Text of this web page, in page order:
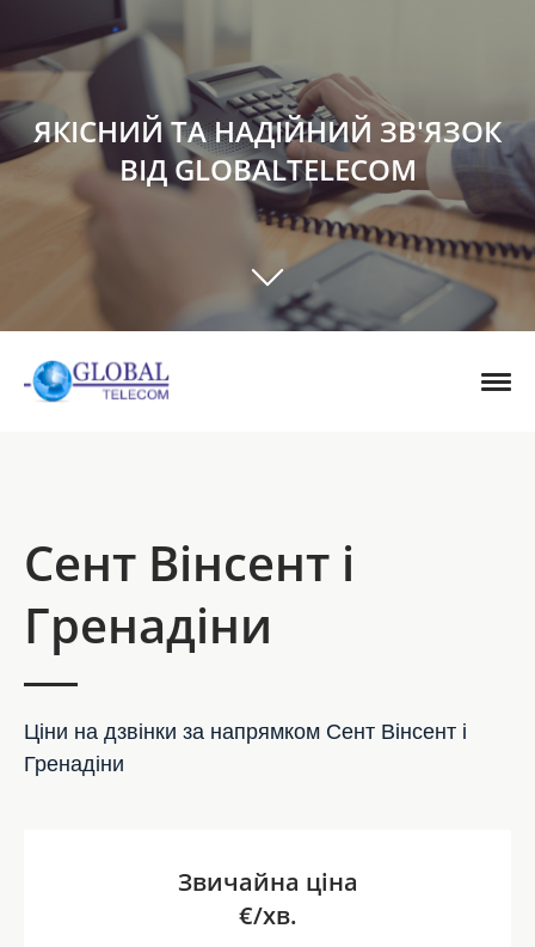
ЯКІСНИЙ ТА НАДІЙНИЙ ЗВ'ЯЗОК
ВІД GLOBALTELECOM
Сент Вінсент і
Гренадіни
Ціни на дзвінки за напрямком Сент Вінсент і
Гренадіни
Звичайна ціна
€/хв.